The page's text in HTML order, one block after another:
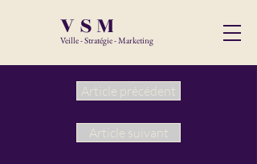
VSM
Veille - Stratégie - Marketing
Article précédent
Article suivant